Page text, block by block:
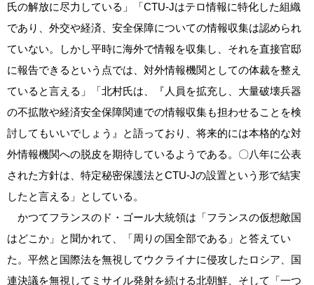
氏の解放に尽力している」「CTU‐Jはテロ情報に特化した組織
であり、外交や経済、安全保障についての情報収集は認められ
ていない。しかし平時に海外で情報を収集し、それを直接官邸
に報告できるという点では、対外情報機関としての体裁を整え
ていると言える」「北村氏は、『人員を拡充し、大量破壊兵器
の不拡散や経済安全保障関連での情報収集も担わせることを検
討してもいいでしょう』と語っており、将来的には本格的な対
外情報機関への脱皮を期待しているようである。〇八年に公表
された方針は、特定秘密保護法とCTU‐Jの設置という形で結実
したと言える」としている。
かつてフランスのド・ゴール大統領は「フランスの仮想敵国
はどこか」と聞かれて、「周りの国全部である」と答えてい
た。平然と国際法を無視してウクライナに侵攻したロシア、国
連決議を無視してミサイル発射を続ける北朝鮮、そして「一つ